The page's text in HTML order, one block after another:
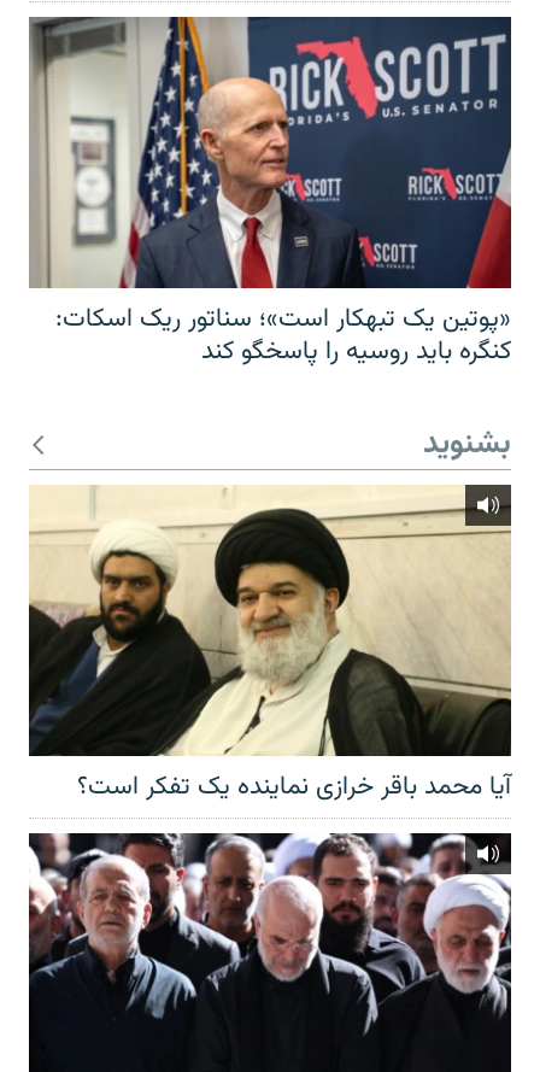
«پوتین یک تبهکار است»؛ سناتور ریک اسکات:
کنگره باید روسیه را پاسخگو کند
بشنوید
آیا محمد باقر خرازی نماینده یک تفکر است؟